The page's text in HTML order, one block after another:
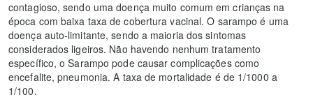
contagioso, sendo uma doença muito comum em crianças na
época com baixa taxa de cobertura vacinal. O sarampo é uma
doença auto-limitante, sendo a maioria dos sintomas
considerados ligeiros. Não havendo nenhum tratamento
específico, o Sarampo pode causar complicações como
encefalite, pneumonia. A taxa de mortalidade é de 1/1000 a
1/100.